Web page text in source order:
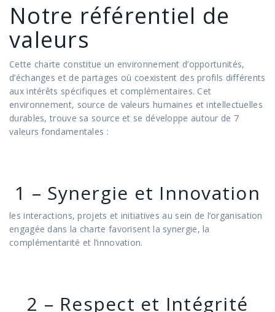
Notre référentiel de
valeurs
Cette charte constitue un environnement d’opportunités,
d’échanges et de partages où coexistent des profils différents
aux intérêts spécifiques et complémentaires. Cet
environnement, source de valeurs humaines et intellectuelles
durables, trouve sa source et se développe autour de 7
valeurs fondamentales :
1 – Synergie et Innovation
les interactions, projets et initiatives au sein de l’organisation
engagée dans la charte favorisent la synergie, la
complémentarité et l’innovation.
2 – Respect et Intégrité